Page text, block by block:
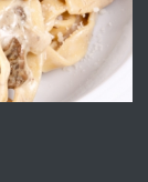
преди 2 години
до Кавала